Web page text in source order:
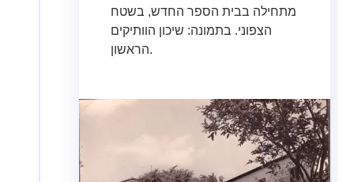
מתחילה בבית הספר החדש, בשטח
הצפוני. בתמונה: שיכון הוותיקים
הראשון.